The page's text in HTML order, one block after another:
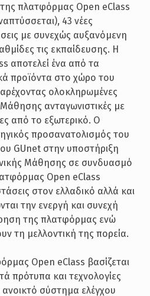
της πλατφόρμας Open eClass
43 νέες
με συνεχώς αυξανόμενη
τις εκπαίδευσης. Η
αποτελεί ένα από τα
προϊόντα στο χώρο του
ολοκληρωμένες
Μάθησης ανταγωνιστικές με
από το εξωτερικό. Ο
προσανατολισμός του
GUnet στην υποστήριξη
Μάθησης σε συνδυασμό
Open eClass
στον ελλαδικό αλλά και
την ενεργή και συνεχή
της πλατφόρμας ενώ
τη μελλοντική της πορεία.
Open eClass βασίζεται
πρότυπα και τεχνολογίες
ανοικτό σύστημα ελέγχου